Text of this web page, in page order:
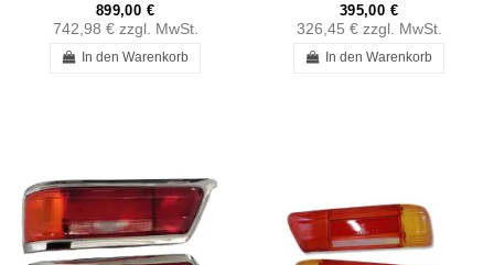
899,00 €
742,98 € zzgl. MwSt.
In den Warenkorb
395,00 €
326,45 € zzgl. MwSt.
In den Warenkorb